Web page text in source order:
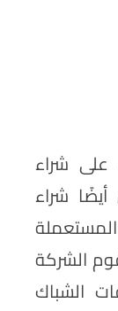
على شراء
شراء
الشركة
الشباك